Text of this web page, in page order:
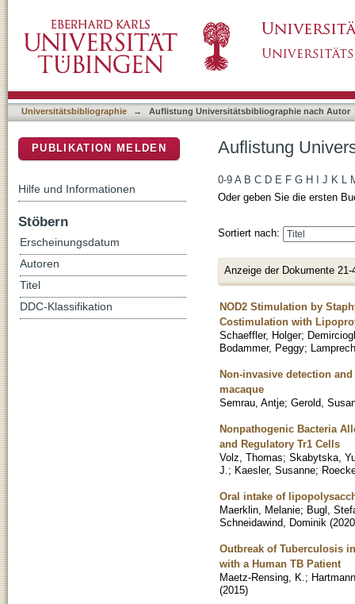
Universitätsbibliographie → Auflistung Universitätsbibliographie nach Autor
Auflistung
0-9 A B C D E F G H J K L
Oder geben Sie die ersten
Sortiert nach:
Anzeige der Dokumente 21-
NOD2 Stimulation by
Costimulation with
Schaeffler, Holger;
Bodammer, Peggy;
Non-invasive detection
macaque
Semrau, Antje; Gerold,
Nonpathogenic Bacteria
and Regulatory Tr1 Cells
Volz, Thomas; Skabytska,
J. ; Kaesler, Susanne;
Oral intake of
Maerklin, Melanie; Bugl,
Schneidawind, Dominik (2020
Outbreak of Tuberculosis
with a Human TB Patient
Maetz-Rensing, K. ;
(2015)
PUBLIKATION MELDEN
Hilfe und Informationen
Stöbern
Erscheinungsdatum
Autoren
Titel
DDC-Klassifikation